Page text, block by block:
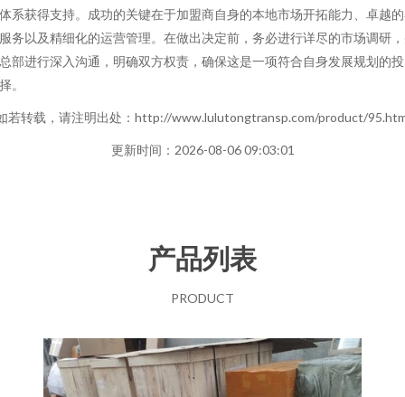
系获得支持。成功的关键在于加盟商自身的本地市场开拓能力、卓越
务以及精细化的运营管理。在做出决定前，务必进行详尽的市场调研
部进行深入沟通，明确双方权责，确保这是一项符合自身发展规划的
。
若转载，请注明出处：http://www.lulutongtransp.com/product/
更新时间：2026-08-06 09:03:01
产品列表
PRODUCT